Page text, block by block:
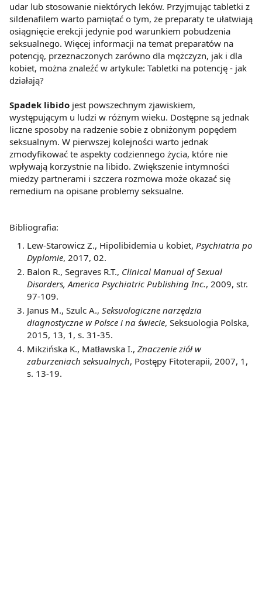
udar lub stosowanie niektórych leków. Przyjmując tabletki z
sildenafilem warto pamiętać o tym, że preparaty te ułatwiają
osiągnięcie erekcji jedynie pod warunkiem pobudzenia
seksualnego. Więcej informacji na temat preparatów na
potencję, przeznaczonych zarówno dla mężczyzn, jak i dla
kobiet, można znaleźć w artykule: Tabletki na potencję - jak
działają?
Spadek libido jest powszechnym zjawiskiem,
występującym u ludzi w różnym wieku. Dostępne są jednak
liczne sposoby na radzenie sobie z obniżonym popędem
seksualnym. W pierwszej kolejności warto jednak
zmodyfikować te aspekty codziennego życia, które nie
wpływają korzystnie na libido. Zwiększenie intymności
miedzy partnerami i szczera rozmowa może okazać się
remedium na opisane problemy seksualne.
Bibliografia:
Lew-Starowicz Z., Hipolibidemia u kobiet, Psychiatria po
Dyplomie, 2017, 02.
Balon R., Segraves R.T., Clinical Manual of Sexual
Disorders, America Psychiatric Publishing Inc., 2009, str.
97-109.
Janus M., Szulc A., Seksuologiczne narzędzia
diagnostyczne w Polsce i na świecie, Seksuologia Polska,
2015, 13, 1, s. 31-35.
Mikzińska K., Matławska I., Znaczenie ziół w
zaburzeniach seksualnych, Postępy Fitoterapii, 2007, 1,
s. 13-19.